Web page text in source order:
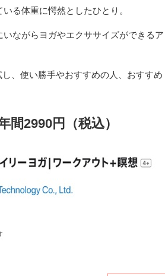
る体重に愕然としたひとり。
ながらヨガやエクササイズができるア
、使い勝手やおすすめの人、おすすめ
2990円（税込）